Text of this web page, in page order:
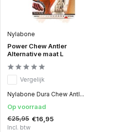
Nylabone
Power Chew Antler
Alternative maat L
Vergelijk
Nylabone Dura Chew Antl...
Op voorraad
€25,95 €16,95
Incl. btw